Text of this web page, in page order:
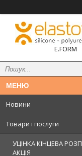
E.FORM
Новини
Товари і послуги
УЦІНКА КІНЦЕВА
АКЦІЯ